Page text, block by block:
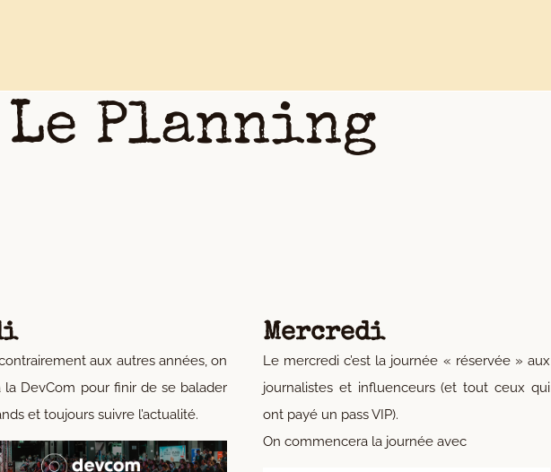
Le Planning
aux autres années, on
la DevCom pour finir de se balader
et toujours suivre l’actualité.
Mercredi
Le mercredi c’est la journée « réservée » aux
journalistes et influenceurs (et tout ceux qui
ont payé un pass VIP).
On commencera la journée avec